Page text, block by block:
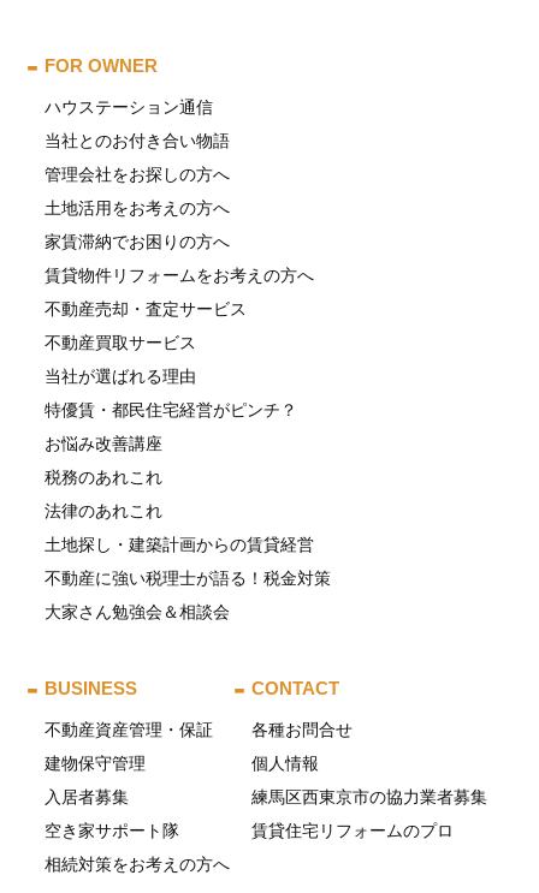
FOR OWNER
ハウステーション通信
当社とのお付き合い物語
管理会社をお探しの方へ
土地活用をお考えの方へ
家賃滞納でお困りの方へ
賃貸物件リフォームをお考えの方へ
不動産売却・査定サービス
不動産買取サービス
当社が選ばれる理由
特優賃・都民住宅経営がピンチ？
お悩み改善講座
税務のあれこれ
法律のあれこれ
土地探し・建築計画からの賃貸経営
不動産に強い税理士が語る！税金対策
大家さん勉強会＆相談会
BUSINESS
不動産資産管理・保証
建物保守管理
入居者募集
空き家サポート隊
相続対策をお考えの方へ
CONTACT
各種お問合せ
個人情報
練馬区西東京市の協力業者募集
賃貸住宅リフォームのプロ